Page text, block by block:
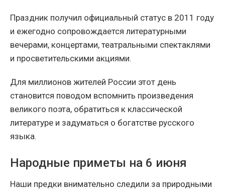
Праздник получил официальный статус в 2011 году
и ежегодно сопровождается литературными
вечерами, концертами, театральными спектаклями
и просветительскими акциями.
Для миллионов жителей России этот день
становится поводом вспомнить произведения
великого поэта, обратиться к классической
литературе и задуматься о богатстве русского
языка.
Народные приметы на 6 июня
Наши предки внимательно следили за природными